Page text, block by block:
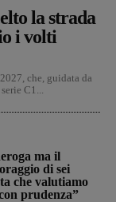
la strada
i volti
che, guidata da
C1...
ma il
di sei
che valutiamo
prudenza”